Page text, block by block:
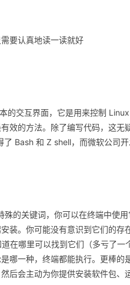
要认真地读一读就好
的交互界面，它是用来控制
效的方法。除了编写代码，这
Bash 和 Z shell，而微软公司
的关键词，你可以在终端中使
装。你可能没有意识到它们的
在哪里可以找到它们（多亏了
哪一种，终端都能执行。更棒
后会主动为你提供安装软件包、